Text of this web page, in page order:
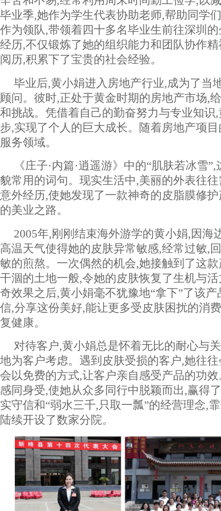
毕业季,她作为学生代表协助老师,帮助同学
作为领队,带领着四十多名毕业生前往深圳
经历,不仅锻炼了她的组织能力和团队协作
阅历,积累下了宝贵的社会经验。
毕业后,黄小娟进入房地产行业,成为了当
顾问。彼时,正处于黄金时期的房地产市场,
和挑战。凭借着自己的勤奋努力与专业知识
步,实现了个人的巨大成长。随着房地产项
服务领域。
《庄子·内篇·逍遥游》中的“肌肤若冰雪
貌常用的词句。现实生活中,美丽的外表往
意外经历,使她发现了一款神奇的皮脂膜修
的美业之路。
2005年,刚刚结束海外游学的黄小娟,因海
高温天气使得她的皮肤异常敏感,经常过敏,
敏的煎熬。一次偶然的机会,她接触到了这
干涸的土地一般,令她的皮肤恢复了生机与
奇效果之后,黄小娟毫不犹豫地“拿下”了该
信,分享这份美好,能让更多受皮肤困扰的消
复健康。
对待客户,黄小娟总是怀着无比的耐心与
地为客户考虑。遇到皮肤受损的客户,她往
会以免费的方式,让客户亲自感受产品的功
感同身受,使她从众多同行中脱颖而出,赢得
实守信和“弱水三千,只取一瓢”的经营理念,
陆续开设了数家分院。